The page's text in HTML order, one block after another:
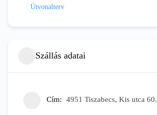
Útvonalterv
Szállás adatai
Cím 4951 Tiszabecs, Kis utca 60.